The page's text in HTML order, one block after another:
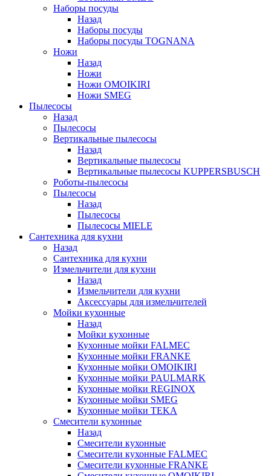
Наборы посуды
Назад
Наборы посуды
Наборы посуды TOGNANA
Ножи
Назад
Ножи
Ножи OMOIKIRI
Ножи SMEG
Пылесосы
Назад
Пылесосы
Вертикальные пылесосы
Назад
Вертикальные пылесосы
Вертикальные пылесосы KUPPERSBUSCH
Роботы-пылесосы
Пылесосы
Назад
Пылесосы
Пылесосы MIELE
Сантехника для кухни
Назад
Сантехника для кухни
Измельчители для кухни
Назад
Измельчители для кухни
Аксессуары для измельчителей
Мойки кухонные
Назад
Мойки кухонные
Кухонные мойки FALMEC
Кухонные мойки FRANKE
Кухонные мойки OMOIKIRI
Кухонные мойки PAULMARK
Кухонные мойки REGINOX
Кухонные мойки SMEG
Кухонные мойки TEKA
Смесители кухонные
Назад
Смесители кухонные
Смесители кухонные FALMEC
Смесители кухонные FRANKE